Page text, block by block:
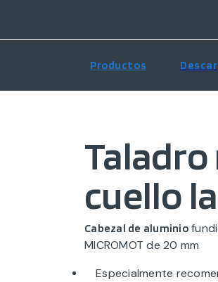
Productos
cuello
Cabezal de aluminio
MICROMOT de 20 mm
Especialmente